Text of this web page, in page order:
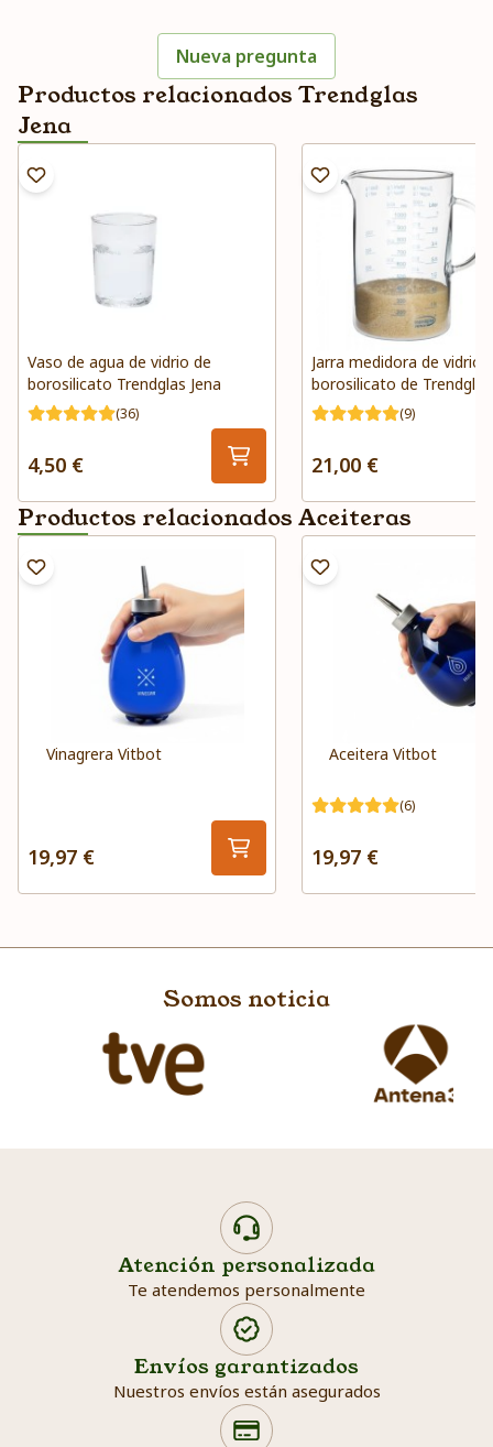
Nueva pregunta
Productos relacionados Trendglas
Jena
Vaso de agua de vidrio de
borosilicato Trendglas Jena
(36)
4,50 €
Jarra medidora de vidrio
borosilicato de Trendglas
(9)
21,00 €
Productos relacionados Aceiteras
Vinagrera Vitbot
19,97 €
Aceitera Vitbot
(6)
19,97 €
Somos noticia
Atención personalizada
Te atendemos personalmente
Envíos garantizados
Nuestros envíos están asegurados
Search products